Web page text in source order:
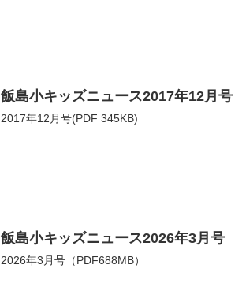
飯島小キッズニュース2017年12月号
2017年12月号(PDF 345KB)
飯島小キッズニュース2026年3月号
2026年3月号（PDF688MB）